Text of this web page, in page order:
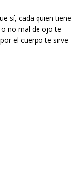
sí, cada quien tiene
o no mal de ojo te
el cuerpo te sirve